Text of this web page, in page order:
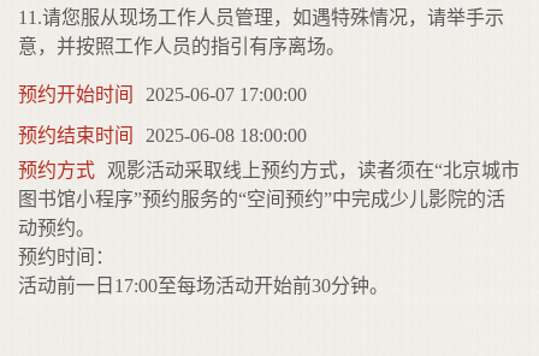
11.请您服从现场工作人员管理，如遇特殊情况，请举手示
意，并按照工作人员的指引有序离场。
预约开始时间
2025-06-07 17:00:00
预约结束时间
2025-06-08 18:00:00
预约方式 观影活动采取线上预约方式，读者须在“北京城市
图书馆小程序”预约服务的“空间预约”中完成少儿影院的活
动预约。
预约时间：
活动前一日17:00至每场活动开始前30分钟。